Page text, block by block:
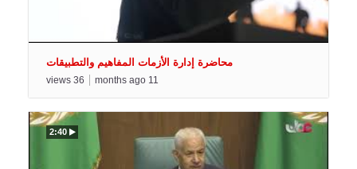
محاضرة إدارة الأزمات المفاهيم والتطبيقات
36
views 11
months ago
2:40